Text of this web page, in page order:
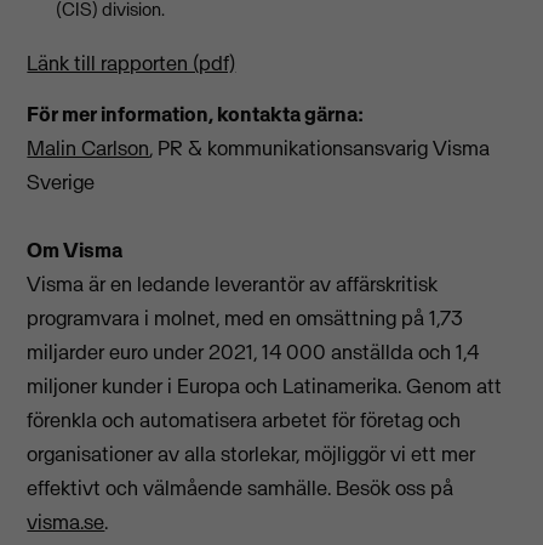
(CIS) division.
Länk till rapporten (pdf)
För mer information, kontakta gärna:
Malin Carlson, PR & kommunikationsansvarig Visma
Sverige
Om Visma
Visma är en ledande leverantör av affärskritisk
programvara i molnet, med en omsättning på 1,73
miljarder euro under 2021, 14 000 anställda och 1,4
miljoner kunder i Europa och Latinamerika. Genom att
förenkla och automatisera arbetet för företag och
organisationer av alla storlekar, möjliggör vi ett mer
effektivt och välmående samhälle. Besök oss på
visma.se.